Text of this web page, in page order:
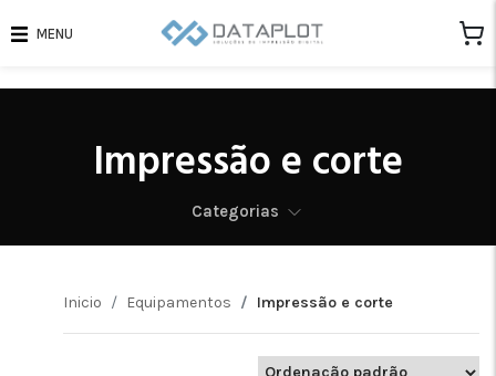
MENU
Impressão e corte
Categorias
Inicio Equipamentos Impressão e corte